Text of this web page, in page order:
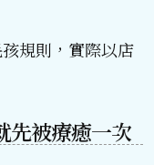
規則，實際以店
先被療癒一次